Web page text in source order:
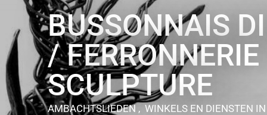
BUSSONNAIS
/ FERRONNERIE
SCULPTURE
AMBACHTSLIEDEN , WINKELS EN DIENSTEN